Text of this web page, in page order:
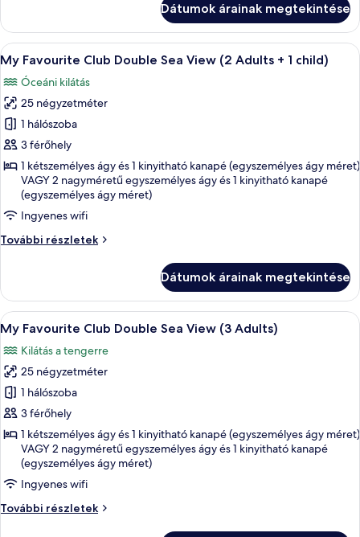
Adults)
tengerre
(4
Adults)
további
részletei
Dátumok árainak megtekintése
A
következő
szoba
összes
képének
megtekintése:
My
Favourite
Club
Double
Sea
Adults
+
1
child)
Egy erkély, ahonnan kilátás nyílik a
5
My Favourite Club Double Sea View (2 Adults + 1 child)
Óceáni kilátás
25 négyzetméter
1 hálószoba
3 férőhely
1 kétszemélyes ágy és 1 kinyitható kanapé (egyszemélyes ágy méret)
VAGY 2 nagyméretű egyszemélyes ágy és 1 kinyitható kanapé
(egyszemélyes ágy méret)
Ingyenes wifi
További részletek
My
Sea
View
(2
Adults
+
child)
további
részletei
Dátumok árainak megtekintése
A
következő
szoba
összes
képének
megtekintése:
My
Favourite
Club
Double
Sea
Egy erkély, ahonnan kilátás nyílik a
5
My Favourite Club Double Sea View (3 Adults)
Kilátás a tengerre
25 négyzetméter
1 hálószoba
3 férőhely
1 kétszemélyes ágy és 1 kinyitható kanapé (egyszemélyes ágy méret)
VAGY 2 nagyméretű egyszemélyes ágy és 1 kinyitható kanapé
(egyszemélyes ágy méret)
Ingyenes wifi
További részletek
My